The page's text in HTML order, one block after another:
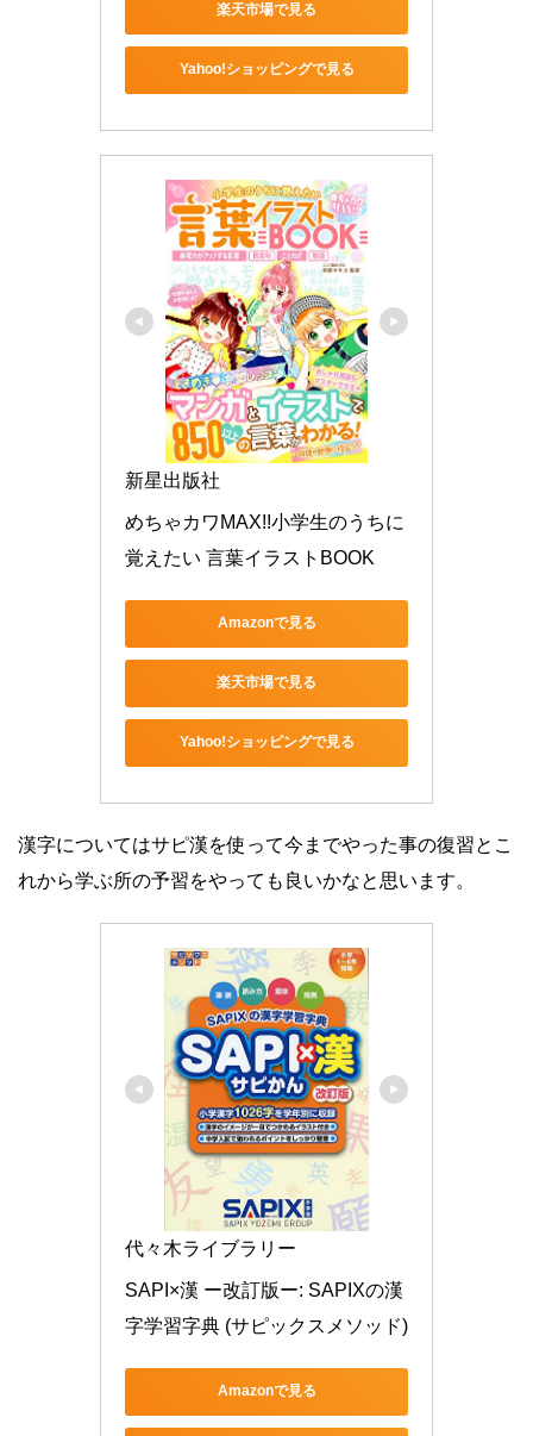
楽天市場で見る
Yahoo!ショッピングで見る
新星出版社
めちゃカワMAX!!小学生のうちに
覚えたい 言葉イラストBOOK
Amazonで見る
楽天市場で見る
Yahoo!ショッピングで見る
漢字についてはサピ漢を使って今までやった事の復習とこ
れから学ぶ所の予習をやっても良いかなと思います。
代々木ライブラリー
SAPI×漢 ー改訂版ー: SAPIXの漢
字学習字典 (サピックスメソッド)
Amazonで見る